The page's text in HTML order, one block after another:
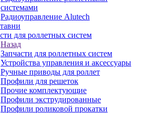
системами
Радиоуправление Alutech
для роллетных систем
Назад
Запчасти для роллетных систем
Устройства управления и аксессуары
Ручные приводы для роллет
Профили для решеток
Прочие комплектующие
Профили экструдированные
Профили роликовой прокатки